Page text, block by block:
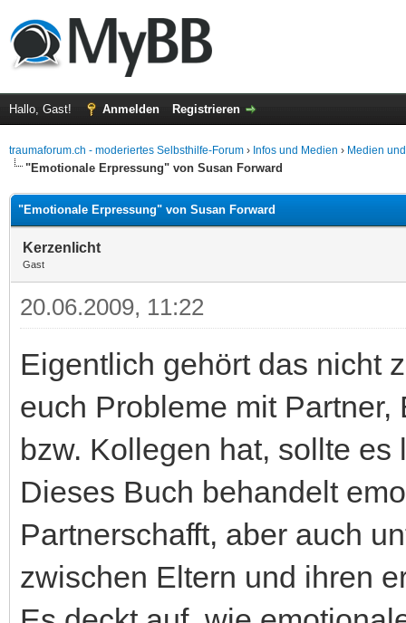
Hallo, Gast! Anmelden Registrieren
traumaforum.ch - moderiertes Selbsthilfe-Forum › Infos und Medien › Medien
"Emotionale Erpressung" von Susan Forward
"Emotionale Erpressung" von Susan Forward
Kerzenlicht
Gast
20.06.2009, 11:22
Eigentlich gehört das nicht
euch Probleme mit
bzw. Kollegen hat, sollte es
Dieses Buch behandelt
Partnerschafft, aber auch
zwischen Eltern und ihren